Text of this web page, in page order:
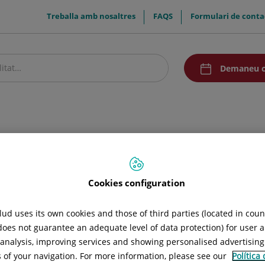
menuTop
Treballa amb nosaltres FAQS Formulari de
menuAcceso
Demaneu
Recomendaciones Prestació en lactància
Cookies configuration
uses its own cookies and those of third parties (located in
not guarantee an adequate level of data protection) for user
improving services and showing personalised
of your navigation. For more information, please see our Política